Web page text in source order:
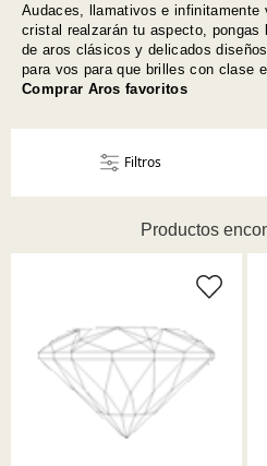
Audaces, llamativos e infinitamente
cristal realzarán tu aspecto, pongas
de aros clásicos y delicados
para vos para que brilles con clase
Comprar Aros favoritos
Productos
Mejor descuento
Filtros